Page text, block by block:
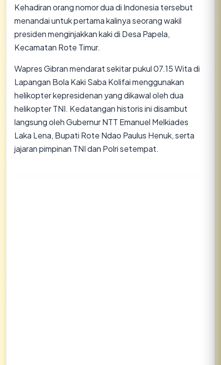
Kehadiran orang nomor dua di Indonesia tersebut
menandai untuk pertama kalinya seorang wakil
presiden menginjakkan kaki di Desa Papela,
Kecamatan Rote Timur.
​Wapres Gibran mendarat sekitar pukul 07.15 Wita di
Lapangan Bola Kaki Saba Kolifai menggunakan
helikopter kepresidenan yang dikawal oleh dua
helikopter TNI. Kedatangan historis ini disambut
langsung oleh Gubernur NTT Emanuel Melkiades
Laka Lena, Bupati Rote Ndao Paulus Henuk, serta
jajaran pimpinan TNI dan Polri setempat.